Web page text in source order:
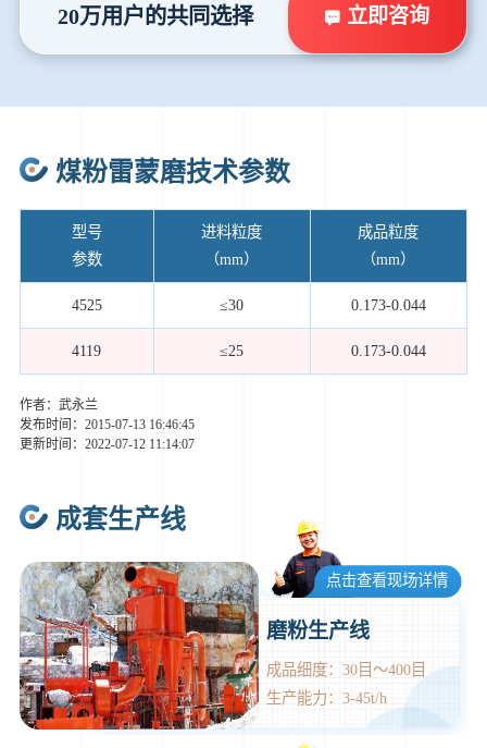
20万用户的共同选择 立即咨询
煤粉雷蒙磨技术参数
型号
参数
进料粒度
（mm）
成品粒度
（mm）
4525 ≤30 0.173-0.044
4119 ≤25 0.173-0.044
作者：武永兰
发布时间：2015-07-13 16:46:45
更新时间：2022-07-12 11:14:07
成套生产线
点击查看现场详情
磨粉生产线
成品细度：30目～400目
生产能力：3-45t/h